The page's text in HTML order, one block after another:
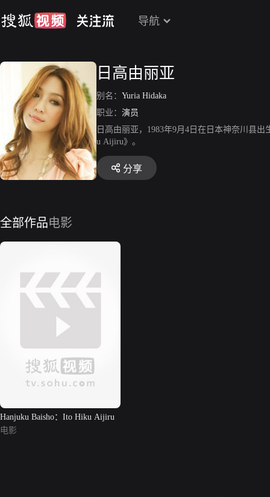
导航
日高由丽亚
别名： Yuria Hidaka
职业： 演员
日高由丽亚，1983年9月4日在日本神奈川县
u Aijiru》。
分享
全部作品电影
Hanjuku Baisho：Ito Hiku Aijiru
电影